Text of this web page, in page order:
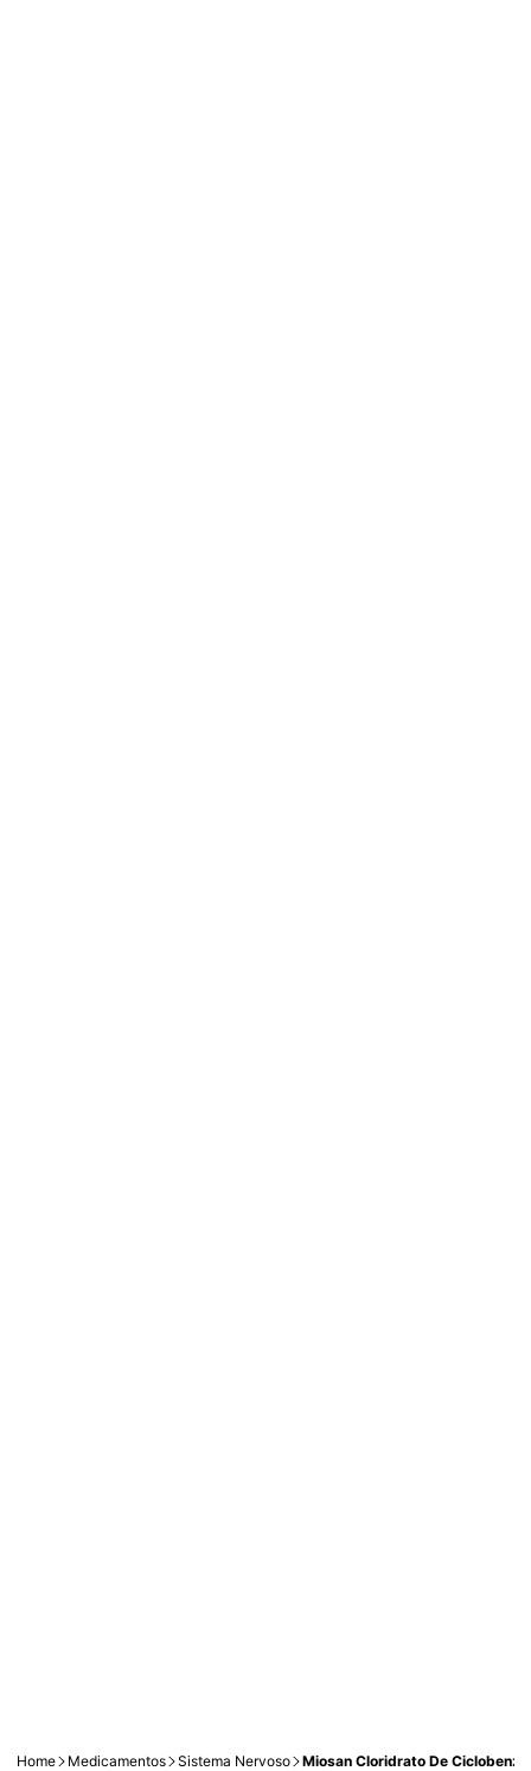
Home Medicamentos Sistema Nervoso Miosan Cloridrato De